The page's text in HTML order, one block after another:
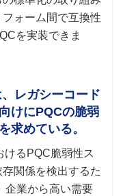
ォーム間で互換性
を実装できま
レガシーコード
けにPQCの脆弱
求めている。
けるPQC脆弱性ス
関係を検出するた
企業から高い需要